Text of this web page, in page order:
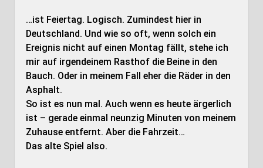
…ist Feiertag. Logisch. Zumindest hier in
Deutschland. Und wie so oft, wenn solch ein
Ereignis nicht auf einen Montag fällt, stehe ich
mir auf irgendeinem Rasthof die Beine in den
Bauch. Oder in meinem Fall eher die Räder in den
Asphalt.
So ist es nun mal. Auch wenn es heute ärgerlich
ist – gerade einmal neunzig Minuten von meinem
Zuhause entfernt. Aber die Fahrzeit…
Das alte Spiel also.